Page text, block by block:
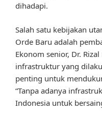
dihadapi.
Salah satu kebijakan
Orde Baru adalah
Ekonom senior, Dr.
infrastruktur yang
penting untuk
“Tanpa adanya
Indonesia untuk